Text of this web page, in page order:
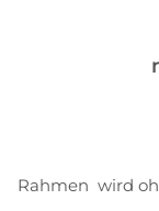
Rahmen wird